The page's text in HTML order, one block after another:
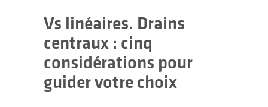
Vs linéaires. Drains
centraux : cinq
considérations pour
guider votre choix